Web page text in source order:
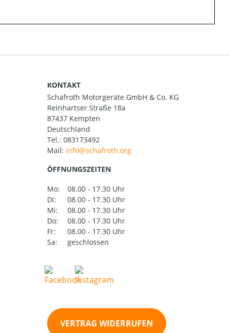
KONTAKT
Schafroth Motorgeräte GmbH & Co. KG
Reinhartser Straße 18a
87437 Kempten
Deutschland
Tel.: 083173492
Mail:
ÖFFNUNGSZEITEN
Mo:
08.00 - 17.30 Uhr
Di:
08.00 - 17.30 Uhr
Mi:
08.00 - 17.30 Uhr
Do:
08.00 - 17.30 Uhr
Fr:
08.00 - 17.30 Uhr
Sa:
geschlossen
VERTRAG WIDERRUFEN